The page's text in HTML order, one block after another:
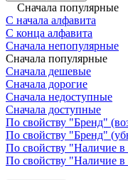
Сначала популярные
С начала алфавита
С конца алфавита
Сначала непопулярные
Сначала популярные
Сначала дешевые
Сначала дорогие
Сначала недоступные
Сначала доступные
По свойству "Бренд"
По свойству "Бренд"
По свойству "Наличие в
По свойству "Наличие